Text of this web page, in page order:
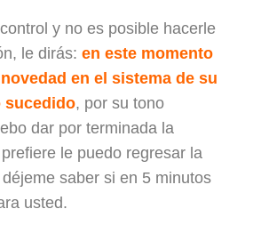
y no es posible hacerle
le dirás: en este momento
en el sistema de su
sucedido, por su tono
dar por terminada la
prefiere le puedo regresar la
déjeme saber si en 5 minutos
usted.